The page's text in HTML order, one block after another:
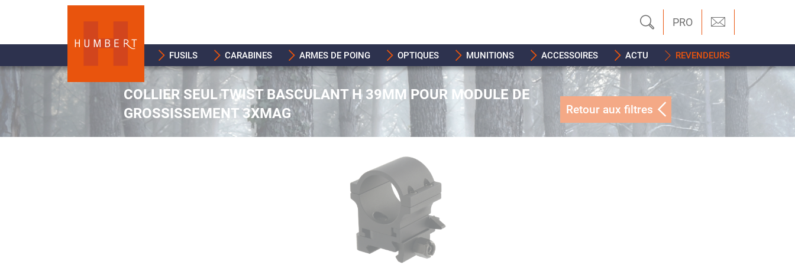
PRO
FUSILS CARABINES ARMES DE POING OPTIQUES MUNITIONS ACCESSOIRES ACTU REVENDEURS
COLLIER SEUL TWIST BASCULANT H 39MM POUR MODULE DE
GROSSISSEMENT 3XMAG
Retour aux filtres